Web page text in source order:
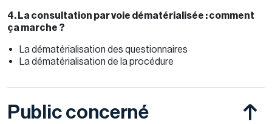
4. La consultation par voie dématérialisée : comment
ça marche ?
La dématérialisation des questionnaires
La dématérialisation de la procédure
Public concerné